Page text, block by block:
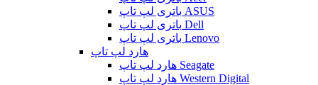
باتری لپ تاپ ASUS
باتری لپ تاپ Dell
باتری لپ تاپ Lenovo
هارد لپ تاپ
هارد لپ تاپ Seagate
هارد لپ تاپ Western Digital